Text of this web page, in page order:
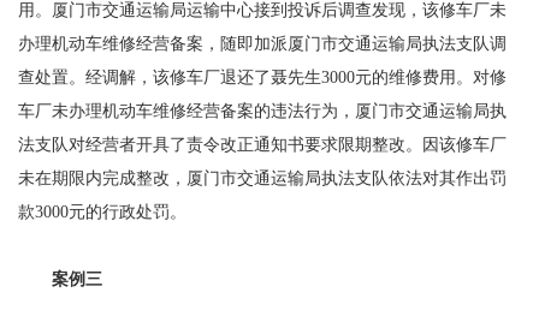
用。厦门市交通运输局运输中心接到投诉后调查发现，该修车厂未
办理机动车维修经营备案，随即加派厦门市交通运输局执法支队调
查处置。经调解，该修车厂退还了聂先生3000元的维修费用。对修
车厂未办理机动车维修经营备案的违法行为，厦门市交通运输局执
法支队对经营者开具了责令改正通知书要求限期整改。因该修车厂
未在期限内完成整改，厦门市交通运输局执法支队依法对其作出罚
款3000元的行政处罚。
案例三